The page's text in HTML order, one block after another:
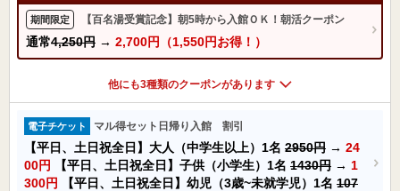
期間限定 【百名湯受賞記念】朝5時から入館ＯＫ！朝活クーポン
通常4,250円 → 2,700円（1,550円お得！）
他にも3種類のクーポンがあります
電子チケット マル得セット日帰り入館 割引
【平日、土日祝全日】大人（中学生以上）1名 2950円 → 24
00円
【平日、土日祝全日】子供（小学生）1名 1430円 → 1
300円
【平日、土日祝全日】幼児（3歳~未就学児）1名 107